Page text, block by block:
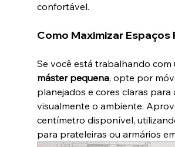
confortável.
Como Maximizar Espaços
Se você está trabalhando com
máster pequena, opte por
planejados e cores claras para
visualmente o ambiente.
centímetro disponível,
para prateleiras ou armários